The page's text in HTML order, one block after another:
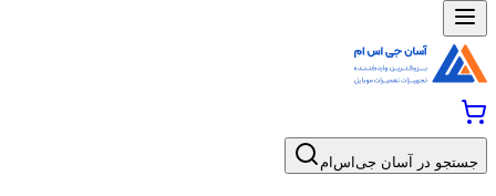
جستجو در آسان جی‌اس‌ام